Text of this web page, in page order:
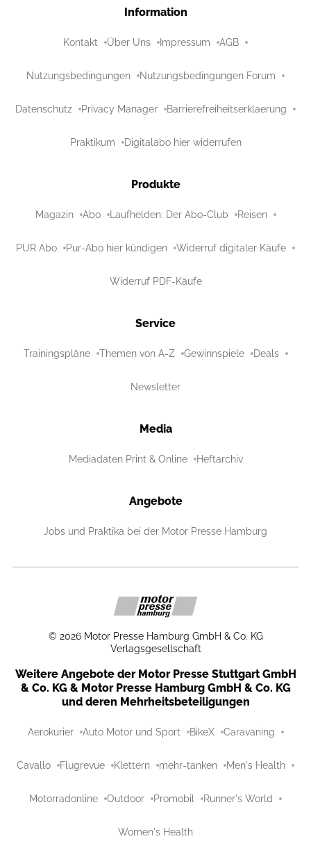
Information
Kontakt Über Uns Impressum AGB
Nutzungsbedingungen Nutzungsbedingungen Forum
Datenschutz Privacy Manager Barrierefreiheitserklaerung
Praktikum Digitalabo hier widerrufen
Produkte
Magazin Abo Laufhelden: Der Abo-Club Reisen
PUR Abo Pur-Abo hier kündigen Widerruf digitaler Käufe
Widerruf PDF-Käufe
Service
Trainingspläne Themen von A-Z Gewinnspiele Deals
Newsletter
Media
Mediadaten Print & Online Heftarchiv
Angebote
Jobs und Praktika bei der Motor Presse Hamburg
© 2026 Motor Presse Hamburg GmbH & Co. KG
Verlagsgesellschaft
Weitere Angebote der Motor Presse Stuttgart GmbH
& Co. KG & Motor Presse Hamburg GmbH & Co. KG
und deren Mehrheitsbeteiligungen
Aerokurier Auto Motor und Sport BikeX Caravaning
Cavallo Flugrevue Klettern mehr-tanken Men's Health
Motorradonline Outdoor Promobil Runner's World
Women's Health